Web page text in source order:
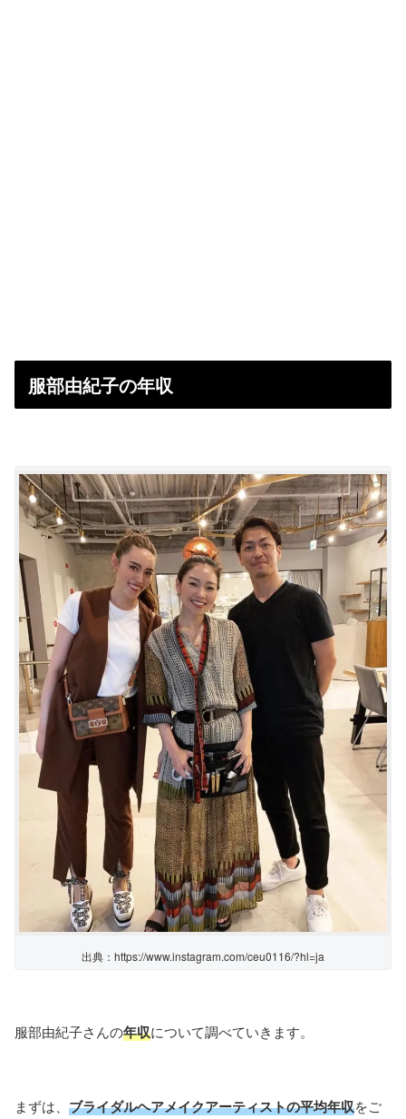
服部由紀子の年収
出典：https://www.instagram.com/ceu0116/?hl=ja
服部由紀子さんの年収について調べていきます。
まずは、 ブライダルヘアメイクアーティストの平均年収をご